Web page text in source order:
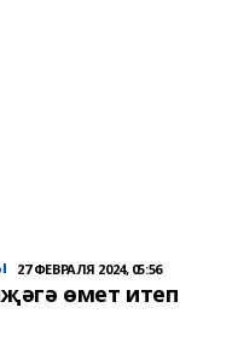
27 ФЕВРАЛЯ 2024, 05:56
өмет итеп